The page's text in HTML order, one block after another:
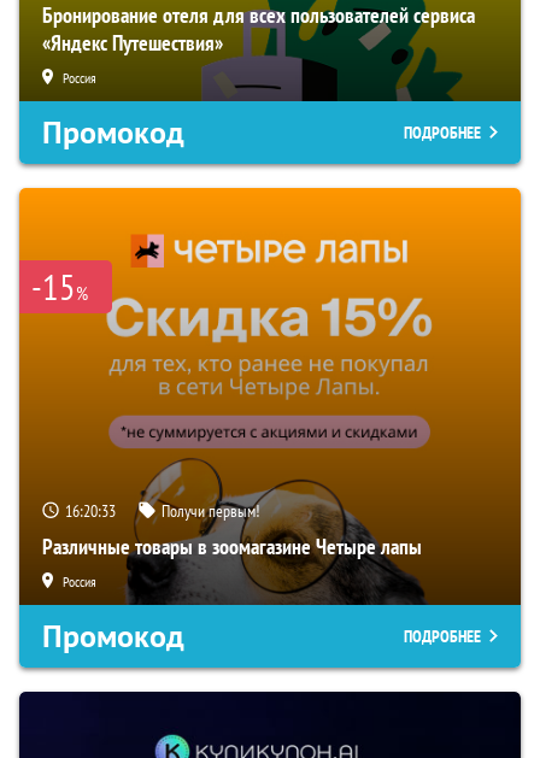
Бронирование отеля для всех пользователей сервиса
«Яндекс Путешествия»
Россия
Промокод ПОДРОБНЕЕ
-15%
16:20:33 Получи первым!
Различные товары в зоомагазине Четыре лапы
Россия
Промокод ПОДРОБНЕЕ